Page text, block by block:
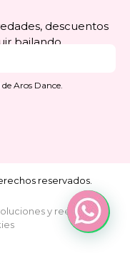
descuentos
bailando.
Aros Dance.
reservados.
y reembolsos